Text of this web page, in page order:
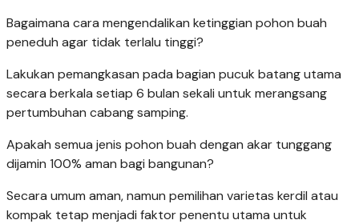
Bagaimana cara mengendalikan ketinggian pohon buah
peneduh agar tidak terlalu tinggi?
Lakukan pemangkasan pada bagian pucuk batang utama
secara berkala setiap 6 bulan sekali untuk merangsang
pertumbuhan cabang samping.
Apakah semua jenis pohon buah dengan akar tunggang
dijamin 100% aman bagi bangunan?
Secara umum aman, namun pemilihan varietas kerdil atau
kompak tetap menjadi faktor penentu utama untuk